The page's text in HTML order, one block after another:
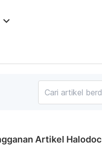
keyboard_arrow_down
Artikel Halodoc